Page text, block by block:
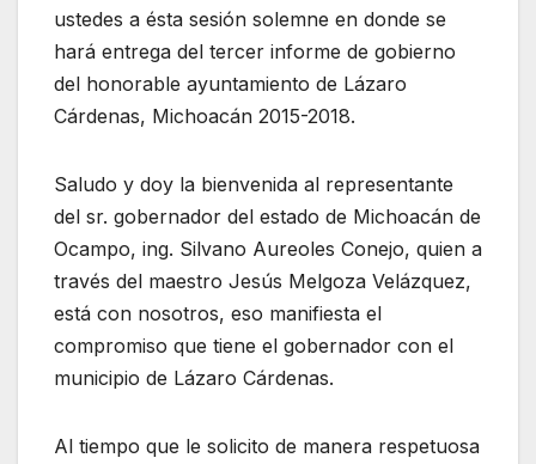
ustedes a ésta sesión solemne en donde se
hará entrega del tercer informe de gobierno
del honorable ayuntamiento de Lázaro
Cárdenas, Michoacán 2015-2018.
Saludo y doy la bienvenida al representante
del sr. gobernador del estado de Michoacán de
Ocampo, ing. Silvano Aureoles Conejo, quien a
través del maestro Jesús Melgoza Velázquez,
está con nosotros, eso manifiesta el
compromiso que tiene el gobernador con el
municipio de Lázaro Cárdenas.
Al tiempo que le solicito de manera respetuosa